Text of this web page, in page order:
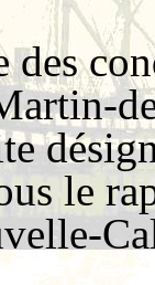
le